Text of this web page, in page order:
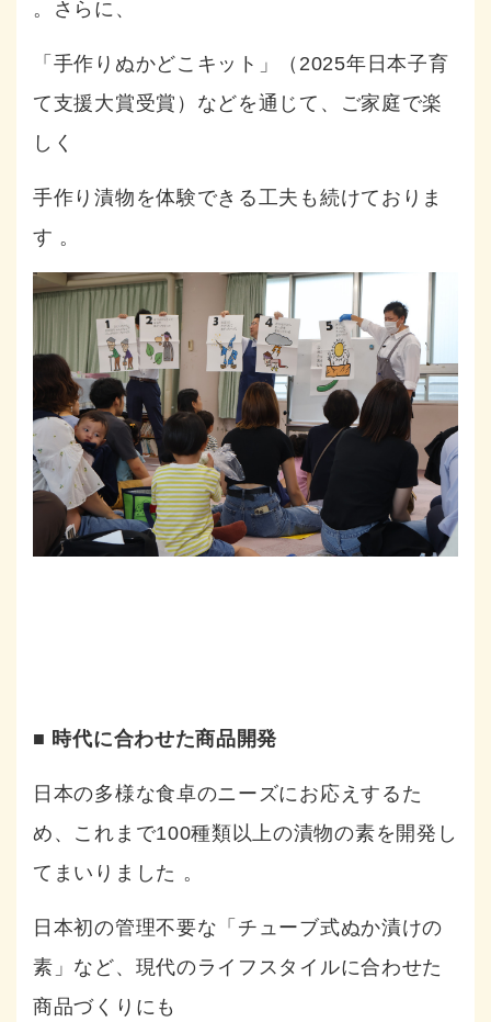
。さらに、
「手作りぬかどこキット」（2025年日本子育
て支援大賞受賞）などを通じて、ご家庭で楽
しく
手作り漬物を体験できる工夫も続けておりま
す 。
■ 時代に合わせた商品開発
日本の多様な食卓のニーズにお応えするた
め、これまで100種類以上の漬物の素を開発し
てまいりました 。
日本初の管理不要な「チューブ式ぬか漬けの
素」など、現代のライフスタイルに合わせた
商品づくりにも